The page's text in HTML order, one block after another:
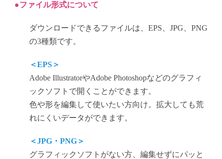
●ファイル形式について
ダウンロードできるファイルは、EPS、JPG、PNG
の3種類です。
＜EPS＞
Adobe IllustratorやAdobe Photoshopなどのグラフィ
ックソフトで開くことができます。
色や形を編集して使いたい方向け。拡大しても荒
れにくいデータができます。
＜JPG・PNG＞
グラフィックソフトがない方、編集せずにパッと